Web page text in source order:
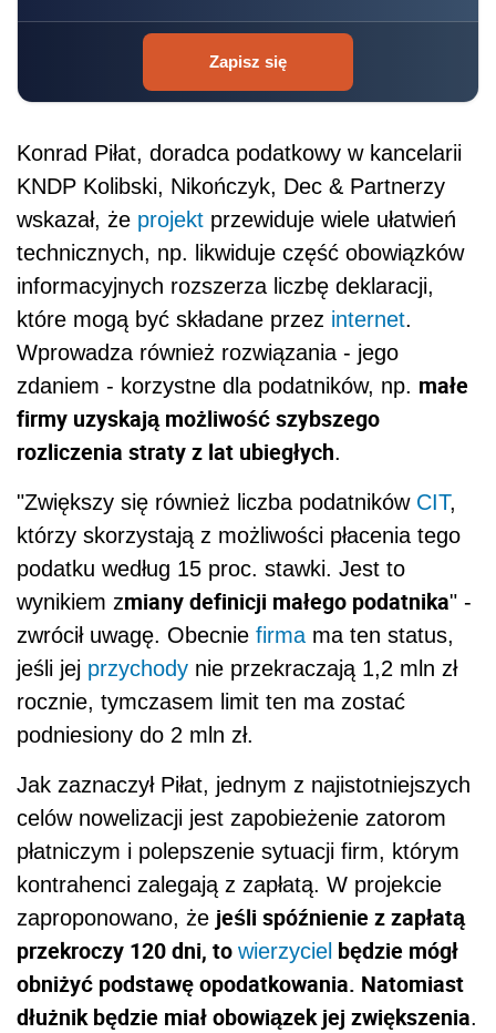
Zapisz się
Konrad Piłat, doradca podatkowy w kancelarii
KNDP Kolibski, Nikończyk, Dec & Partnerzy
wskazał, że projekt przewiduje wiele ułatwień
technicznych, np. likwiduje część obowiązków
informacyjnych rozszerza liczbę deklaracji,
które mogą być składane przez internet.
Wprowadza również rozwiązania - jego
zdaniem - korzystne dla podatników, np. małe
firmy uzyskają możliwość szybszego
rozliczenia straty z lat ubiegłych.
"Zwiększy się również liczba podatników CIT,
którzy skorzystają z możliwości płacenia tego
podatku według 15 proc. stawki. Jest to
wynikiem zmiany definicji małego podatnika" -
zwrócił uwagę. Obecnie firmama ten status,
jeśli jej przychody nie przekraczają 1,2 mln zł
rocznie, tymczasem limit ten ma zostać
podniesiony do 2 mln zł.
Jak zaznaczył Piłat, jednym z najistotniejszych
celów nowelizacji jest zapobieżenie zatorom
płatniczym i polepszenie sytuacji firm, którym
kontrahenci zalegają z zapłatą. W projekcie
zaproponowano, że jeśli spóźnienie z zapłatą
przekroczy 120 dni, to wierzyciel będzie mógł
obniżyć podstawę opodatkowania. Natomiast
dłużnik będzie miał obowiązek jej zwiększenia.